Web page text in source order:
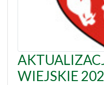
WIEJSKIE